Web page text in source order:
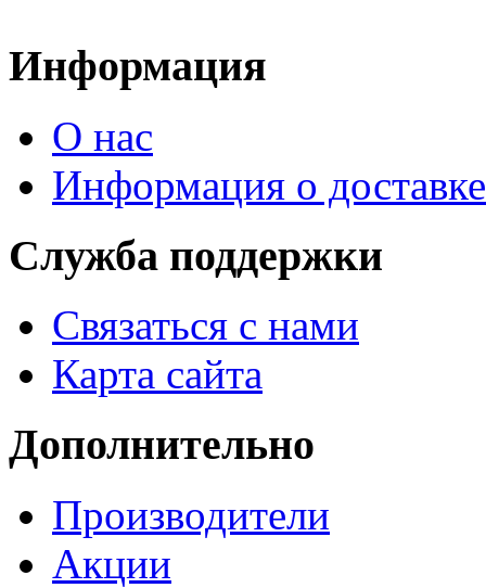
Информация
О нас
Информация о доставке
Служба поддержки
Связаться с нами
Карта сайта
Дополнительно
Производители
Акции